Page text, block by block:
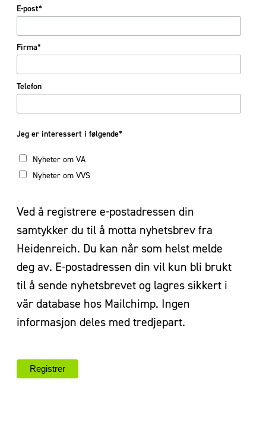
E-post*
Firma*
Telefon
Jeg er interessert i følgende*
Nyheter om VA
Nyheter om VVS
Ved å registrere e-postadressen din
samtykker du til å motta nyhetsbrev fra
Heidenreich. Du kan når som helst melde
deg av. E-postadressen din vil kun bli brukt
til å sende nyhetsbrevet og lagres sikkert i
vår database hos Mailchimp. Ingen
informasjon deles med tredjepart.